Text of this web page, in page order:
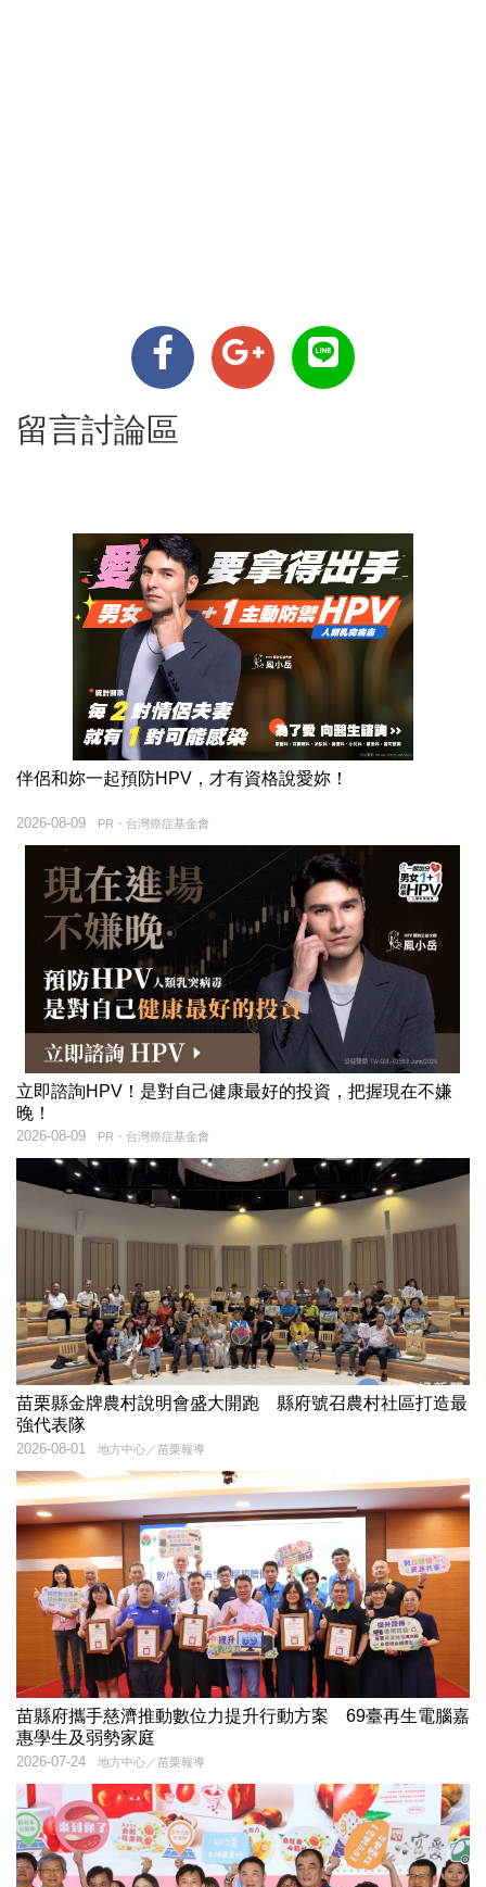
留言討論區
伴侶和妳一起預防HPV，才有資格說愛妳！
PR・台灣癌症基金會
2026-08-09
立即諮詢HPV！是對自己健康最好的投資，把握現在不嫌
晚！
PR・台灣癌症基金會
2026-08-09
苗栗縣金牌農村說明會盛大開跑 縣府號召農村社區打造最
強代表隊
地方中心／苗栗報導
2026-08-01
苗縣府攜手慈濟推動數位力提升行動方案 69臺再生電腦嘉
惠學生及弱勢家庭
地方中心／苗栗報導
2026-07-24